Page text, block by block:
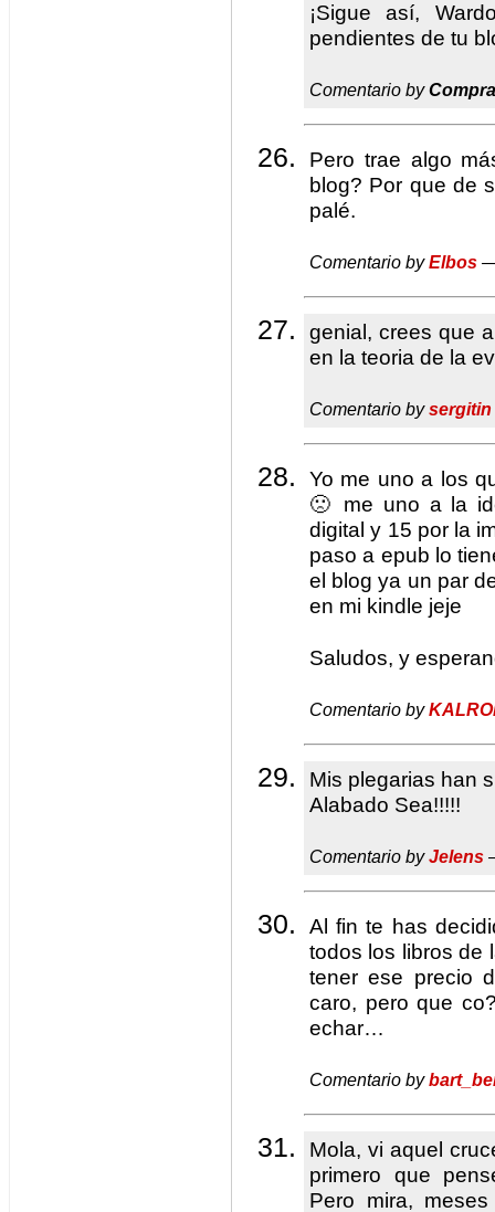
¡Sigue así,
pendientes de tu
Comentario by
Pero trae algo
blog? Por que de
palé.
Comentario byElbos
genial, crees que
en la teoria de la
Comentario bysergitin
Yo me uno a los
🙁 me uno a la
digital y 15 por la
paso a epub lo
el blog ya un par
en mi kindle jeje
Saludos, y
Comentario by
Mis plegarias han
Alabado Sea!!!!!
Comentario byJelens
Al fin te has
todos los libros de
tener ese precio
caro, pero que
echar…
Comentario by
Mola, vi aquel
primero que
Pero mira,